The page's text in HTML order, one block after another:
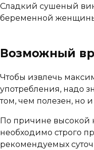
Сладкий сушеный
беременной
Возможный
Чтобы извлечь
употребления, надо
том, чем полезен, но
По причине высокой
необходимо строго
рекомендуемых